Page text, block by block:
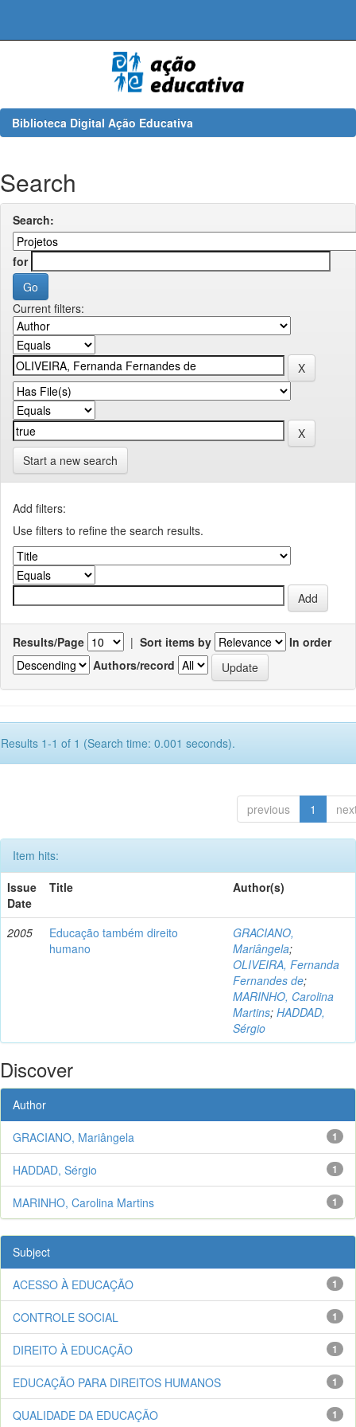
Biblioteca Digital Ação Educativa
Search
Search:
for
Current filters:
Start a new search
Add filters:
Use filters to refine the search results.
Results/Page | Sort items by
In order
Authors/record
Results 1-1 of 1 (Search time: 0.001 seconds).
previous 1
Item hits:
Issue
Date
Title Author(s)
2005
Educação também direito
humano
GRACIANO,
Mariângela;
OLIVEIRA, Fernanda
Fernandes de;
MARINHO, Carolina
Martins; HADDAD,
Sérgio
Discover
Author
1
GRACIANO, Mariângela
1
HADDAD, Sérgio
1
MARINHO, Carolina Martins
Subject
1
ACESSO À EDUCAÇÃO
1
CONTROLE SOCIAL
1
DIREITO À EDUCAÇÃO
1
EDUCAÇÃO PARA DIREITOS HUMANOS
1
QUALIDADE DA EDUCAÇÃO